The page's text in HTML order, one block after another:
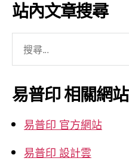
整
站內文章搜尋
關
鍵
字:
易普印 相關網站
易普印 官方網站
易普印 設計雲